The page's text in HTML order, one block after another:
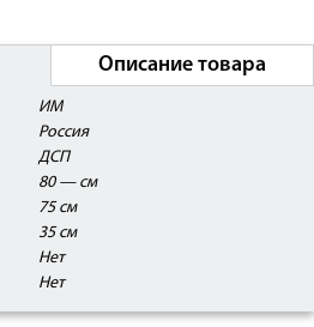
Описание товара
ИМ
Россия
ДСП
80 — см
75 см
35 см
Нет
Нет